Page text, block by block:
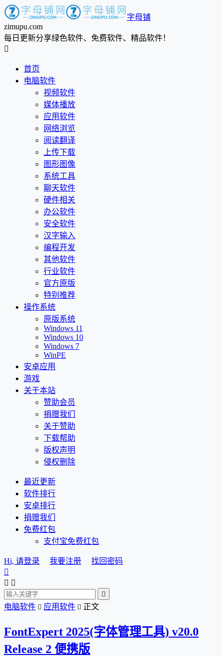
字母铺
zimupu.com
每日更新分享绿色软件、免费软件、精品软件！

首页
电脑软件
视频软件
媒体播放
应用软件
网络浏览
阅读翻译
上传下载
图形图像
系统工具
聊天软件
硬件相关
办公软件
安全软件
汉字输入
编程开发
其他软件
行业软件
官方原版
特别推荐
操作系统
原版系统
Windows 11
Windows 10
Windows 7
WinPE
安卓应用
游戏
关于本站
赞助会员
捐赠我们
关于赞助
下载帮助
版权声明
侵权删除
最近更新
软件排行
安卓排行
捐赠我们
免费红包
支付宝免费红包
Hi, 请登录 我要注册
找回密码

 

电脑软件  应用软件  正文
FontExpert 2025(字体管理工具) v20.0
Release 2 便携版